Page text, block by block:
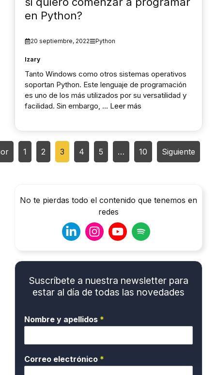
en Python?
20 septiembre, 2022 Python
Izary
Tanto Windows como otros sistemas operativos
soportan Python. Este lenguaje de programación
es uno de los más utilizados por su versatilidad y
facilidad. Sin embargo, … Leer más
1 2 3 4 5 … 10 Siguiente
No te pierdas todo el contenido que tenemos en
redes
Suscríbete a nuestra newsletter para
estar al día de todas las novedades
Nombre y apellidos *
Correo electrónico *